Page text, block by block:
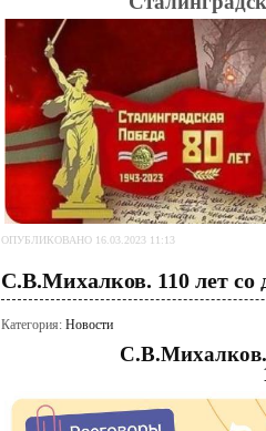
ОПУБЛИКОВАНО 16.03.2023 11:13
С.В.Михалков. 110 лет со
Категория: Новости
С.В.Михалков.